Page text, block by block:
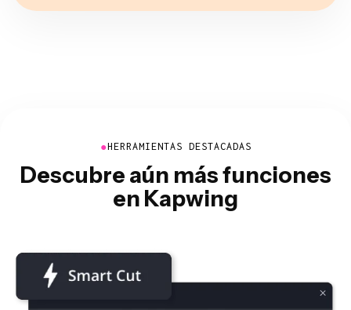
●HERRAMIENTAS DESTACADAS
Descubre aún más funciones
en Kapwing